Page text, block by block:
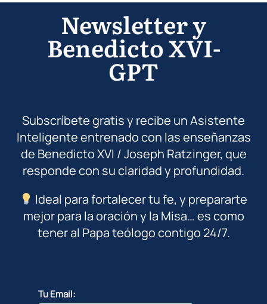
Newsletter y
Benedicto XVI-
GPT
Subscríbete gratis y recibe un Asistente
Inteligente entrenado con las enseñanzas
de Benedicto XVI / Joseph Ratzinger, que
responde con su claridad y profundidad.
Ideal para fortalecer tu fe, y prepararte
mejor para la oración y la Misa… es como
tener al Papa teólogo contigo 24/7.
Tu Email: